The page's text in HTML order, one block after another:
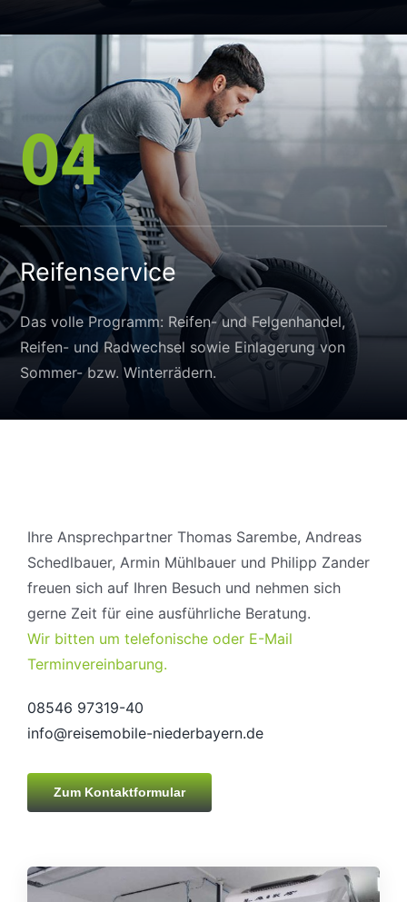
04
Reifenservice
Das volle Programm: Reifen- und Felgenhandel,
Reifen- und Radwechsel sowie Einlagerung von
Sommer- bzw. Winterrädern.
Ihre Ansprechpartner Thomas Sarembe, Andreas
Schedlbauer, Armin Mühlbauer und Philipp Zander
freuen sich auf Ihren Besuch und nehmen sich
gerne Zeit für eine ausführliche Beratung.
Wir bitten um telefonische oder E-Mail
Terminvereinbarung.
08546 97319-40
info@reisemobile-niederbayern.de
Zum Kontaktformular